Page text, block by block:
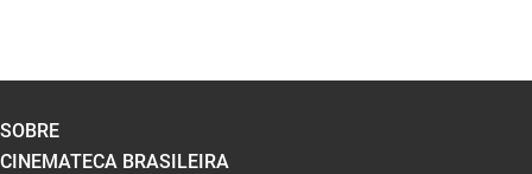
SOBRE
CINEMATECA BRASILEIRA